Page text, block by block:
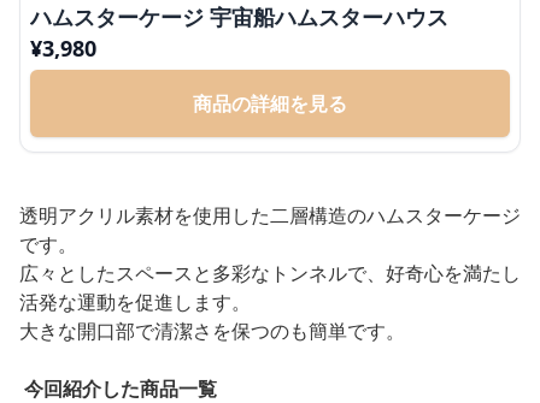
ハムスターケージ 宇宙船ハムスターハウス
¥3,980
商品の詳細を見る
透明アクリル素材を使用した二層構造のハムスターケージ
です。
広々としたスペースと多彩なトンネルで、好奇心を満たし
活発な運動を促進します。
大きな開口部で清潔さを保つのも簡単です。
今回紹介した商品一覧